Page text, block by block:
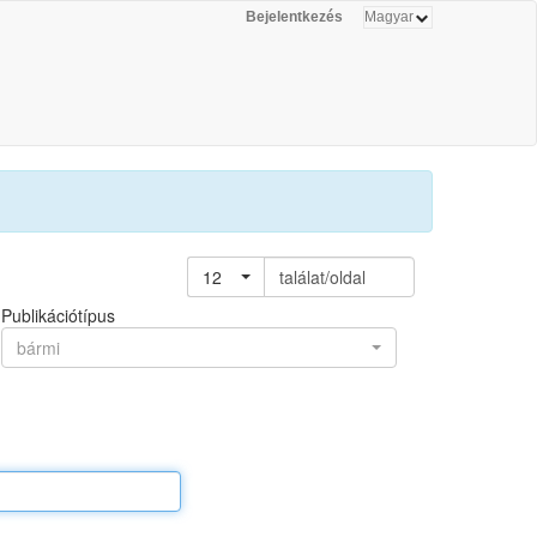
Bejelentkezés
12
találat/oldal
Publikációtípus
bármi